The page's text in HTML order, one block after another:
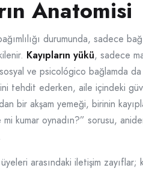
Anatomisi
durumunda, sadece
Kayıpların yükü, sadece
ve psicológico bağlamda da
tehdit ederken, aile içindeki
bir akşam yemeği, birinin
kumar oynadın?” sorusu,
arasındaki iletişim zayıflar;